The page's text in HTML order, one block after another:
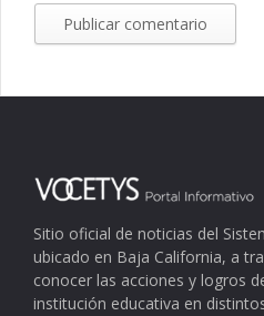
Sitio oficial de noticias del
ubicado en Baja California, a
conocer las acciones y logros
institución educativa en